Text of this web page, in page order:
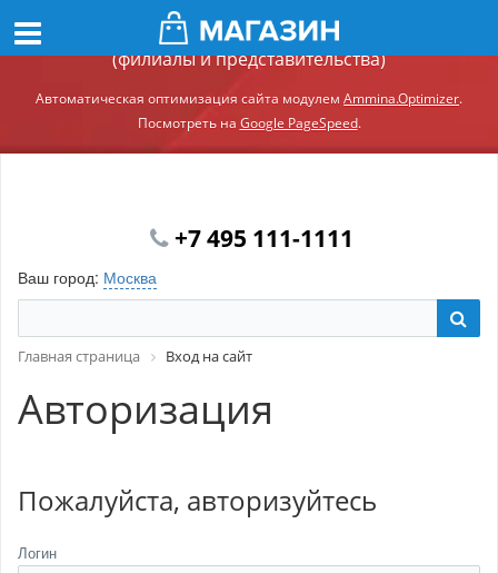
Демонстрационный сайт модуля Ammina.Регионы
(филиалы и представительства)
Автоматическая оптимизация сайта модулем Ammina.Optimizer.
Посмотреть на Google PageSpeed.
+7 495 111-1111
Ваш город: Москва
Главная страница Вход на сайт
Авторизация
Пожалуйста, авторизуйтесь
Логин